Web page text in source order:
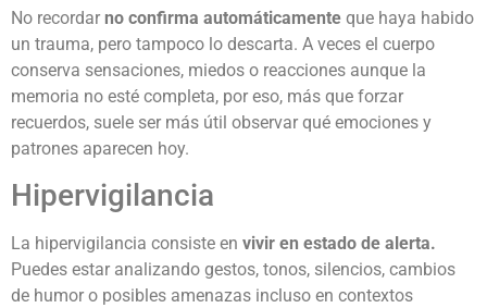
No recordar no confirma automáticamente que haya habido
un trauma, pero tampoco lo descarta. A veces el cuerpo
conserva sensaciones, miedos o reacciones aunque la
memoria no esté completa, por eso, más que forzar
recuerdos, suele ser más útil observar qué emociones y
patrones aparecen hoy.
Hipervigilancia
La hipervigilancia consiste en vivir en estado de alerta.
Puedes estar analizando gestos, tonos, silencios, cambios
de humor o posibles amenazas incluso en contextos